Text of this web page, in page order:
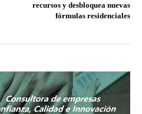
recursos y desbloquea nuevas
fórmulas residenciales